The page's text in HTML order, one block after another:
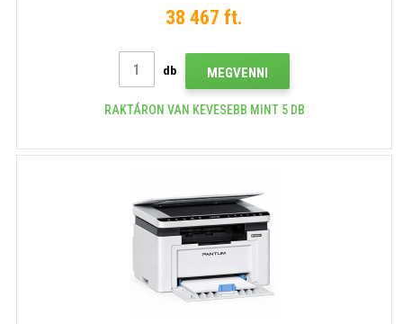
38 467 ft.
db MEGVENNI
RAKTÁRON VAN KEVESEBB MINT 5 DB